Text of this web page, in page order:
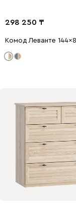
298 250
Комод Леванте